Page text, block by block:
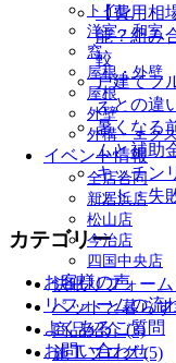
トイレ
洋室・和室
窓
屋根・外壁
屋根
外壁
外構・エク
イベント情報
全店合同
新居浜店
松山店
今治店
四国中央店
お客様の声
リフォームの流
よくあるご質問
お問い合わせ
【費用相
能？組み
較
戸建てフ
えとの違
暑くなる
ムと補助
キッチン
ット・失
カテゴリー
快眠リフォーム
ペットと暮ら
商品紹介 (3)
施工ブログ (5)